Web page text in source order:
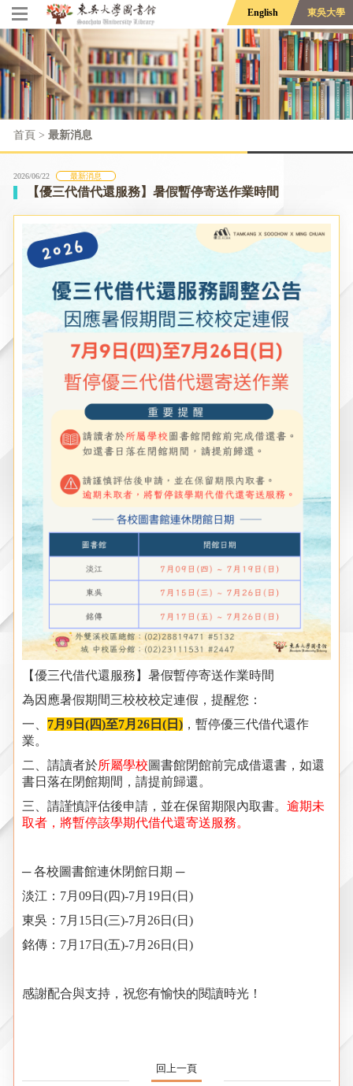
東吳大學
English
首頁 > 最新消息
2026/06/22 最新消息
【優三代借代還服務】暑假暫停寄送作業時間
【優三代借代還服務 】 暑假暫停寄送作業時間
為因應暑假期間三校校校定連假，提醒您：
一、 7月 9 日 (四)至7月 26 日 ( 日 ) ，暫停優三代借代還作
業。
二、請讀者於所屬學校圖書館閉館前完成借還書，如還
書日落在閉館期間，請提前歸還。
三、請謹慎評估後申請，並在保留期限內取書。 逾期未
取者，將暫停該學期代借代還寄送服務。
─ 各校圖書館連休閉館日期 ─
淡江： 7月 09日 (四)-7月 19日 (日 )
東吳： 7月 15日 (三)-7月 26日 (日 )
銘傳： 7月 17日 (五)-7月 26日 (日 )
感謝配合與支持，祝您有愉快的閱讀時光！
回上一頁